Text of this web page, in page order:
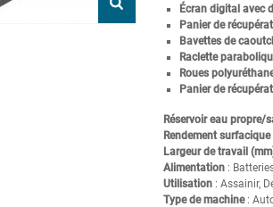
Écran digital avec
Panier de
Bavettes de
Raclette
Roues
Panier de
Réservoir eau propre/
Rendement
Largeur de travail
Alimentation:
Utilisation: Assainir,
Type de machine: